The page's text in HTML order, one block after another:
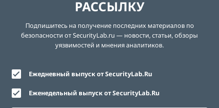
РАССЫЛКУ
Подпишитесь на получение последних материалов по
безопасности от SecurityLab.ru — новости, статьи, обзоры
уязвимостей и мнения аналитиков.
Ежедневный выпуск от SecurityLab.Ru
Еженедельный выпуск от SecurityLab.Ru